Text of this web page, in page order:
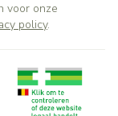
voor onze
policy.